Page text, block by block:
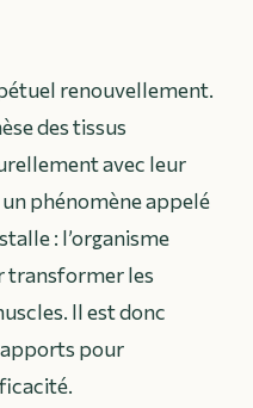
renouvellement.
des tissus
avec leur
phénomène appelé
: l’organisme
transformer les
Il est donc
apports pour